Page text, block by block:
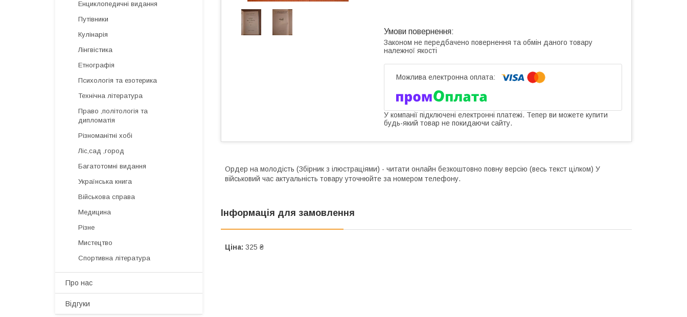
Законом не передбачено повернення та обмін даного товару
належної якості
У компанії підключені електронні платежі. Тепер ви можете купити
будь-який товар не покидаючи сайту.
Ордер на молодість (Збірник з ілюстраціями) - читати онлайн безкоштовно повну версію (весь текст цілком) У
військовий час актуальність товару уточнюйте за номером телефону.
Інформація для замовлення
Ціна: 325 ₴
Енциклопедичні видання
Путівники
Кулінарія
Лінгвістика
Етнографія
Психологія та езотерика
Технічна література
Право ,політологія та
дипломатія
Різноманітні хобі
Ліс,сад ,город
Багатотомні видання
Українська книга
Військова справа
Медицина
Різне
Мистецтво
Спортивна література
Про нас
Відгуки